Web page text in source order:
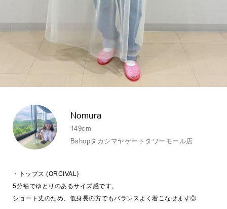
Nomura
149cm
Bshopタカシマヤゲートタワーモール店
・トップス (ORCIVAL)
5分袖でゆとりのあるサイズ感です。
ショート丈のため、低身長の方でもバランスよく着こなせます◎